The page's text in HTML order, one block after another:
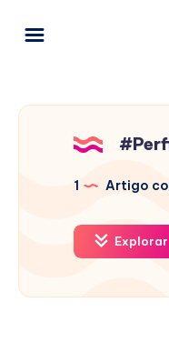
1 Artigo
Explorar